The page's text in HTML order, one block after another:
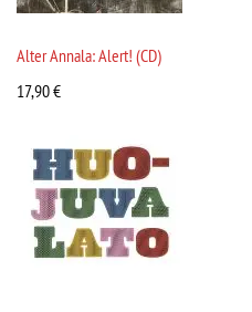
Alter Annala: Alert! (CD)
17,90€